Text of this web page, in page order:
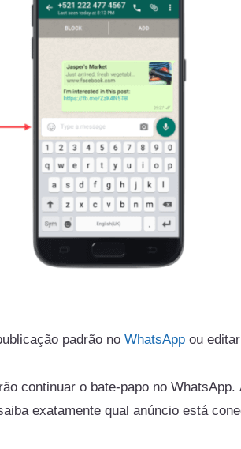
padrão no WhatsApp ou
continuar o bate-papo no WhatsApp.
exatamente qual anúncio está